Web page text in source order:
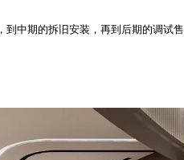
到中期的拆旧安装，再到后期的调试售